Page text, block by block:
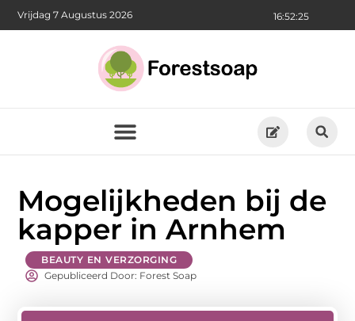
16:52:26
Vrijdag 7 Augustus 2026
Mogelijkheden bij de
kapper in Arnhem
BEAUTY EN VERZORGING
Gepubliceerd Door: Forest Soap